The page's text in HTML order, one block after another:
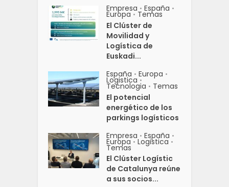
Empresa • España •
Europa • Temas
El Clúster de
Movilidad y
Logística de
Euskadi...
España • Europa •
Logistica •
Tecnologia • Temas
El potencial
energético de los
parkings logísticos
Empresa • España •
Europa • Logistica •
Temas
El Clúster Logístic
de Catalunya reúne
a sus socios...